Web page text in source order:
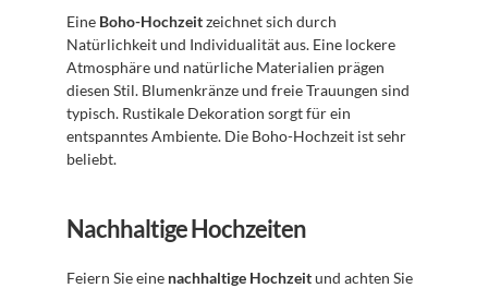
Eine Boho-Hochzeit zeichnet sich durch
Natürlichkeit und Individualität aus. Eine lockere
Atmosphäre und natürliche Materialien prägen
diesen Stil. Blumenkränze und freie Trauungen sind
typisch. Rustikale Dekoration sorgt für ein
entspanntes Ambiente. Die Boho-Hochzeit ist sehr
beliebt.
Nachhaltige Hochzeiten
Feiern Sie eine nachhaltige Hochzeit und achten Sie